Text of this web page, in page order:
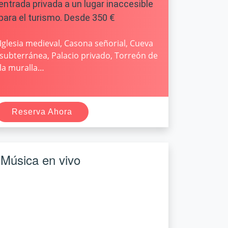
privada a un lugar inaccesible
el turismo. Desde 350 €
Iglesia medieval, Casona señorial, Cueva
subterránea, Palacio privado, Torreón de
la muralla…
Reserva Ahora
Música en vivo